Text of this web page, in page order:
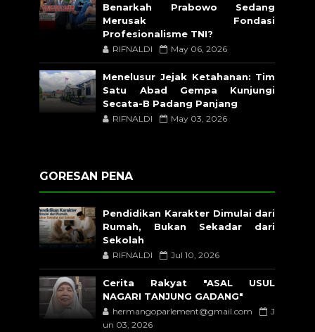
Benarkah Prabowo Sedang
Merusak Fondasi
Profesionalisme TNI?
RIFNALDI May 06, 2026
Menelusur Jejak Ketahanan: Tim
Satu Abad Gempa Kunjungi
Secata-B Padang Panjang
RIFNALDI May 03, 2026
GORESAN PENA
Pendidikan Karakter Dimulai dari
Rumah, Bukan Sekadar dari
Sekolah
RIFNALDI Jul 10, 2026
Cerita Rakyat "ASAL USUL
NAGARI TANJUNG GADANG"
hermangoparlement@gmail.com
J
un 03, 2026